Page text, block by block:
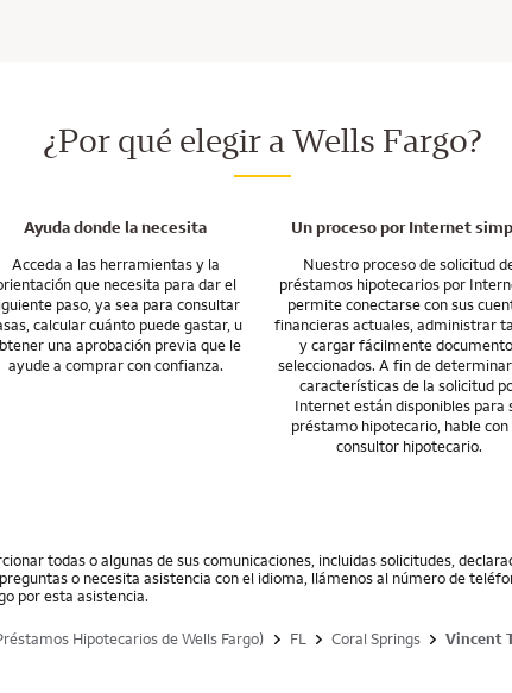
herramientas y los recursos que necesita para administrar su
¿Por qué elegir a Wells Fargo?
Ayuda donde la necesita
Acceda a las herramientas y la
que necesita para dar el
paso, ya sea para consultar
calcular cuánto puede gastar, u
una aprobación previa que le
ayude a comprar con confianza.
Un proceso por Internet
Nuestro proceso de solicitud
préstamos hipotecarios por
permite conectarse con sus
financieras actuales, administrar
y cargar fácilmente
seleccionados. A fin de
características de la solicitud
Internet están disponibles para
préstamo hipotecario, hable con
consultor hipotecario.
todas o algunas de sus comunicaciones, incluidas solicitudes,
o necesita asistencia con el idioma, llámenos al número de
por esta asistencia.
Hipotecarios de Wells Fargo) FL Coral Springs Vincent